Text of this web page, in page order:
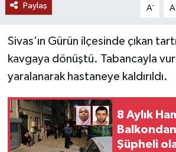
Paylaş A- A
Sivas’ın Gürün ilçesinde çıkan
kavgaya dönüştü. Tabancayla
yaralanarak hastaneye kaldırıldı.
8 Aylık
Şüpheli
SPOR
TEKNOLOJİ
YAŞAM